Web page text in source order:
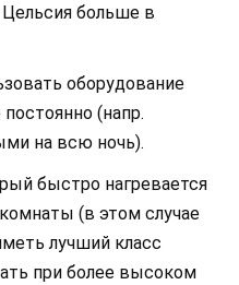
Цельсия больше в
оборудование
(напр.
на всю ночь).
быстро нагревается
(в этом случае
лучший класс
при более высоком